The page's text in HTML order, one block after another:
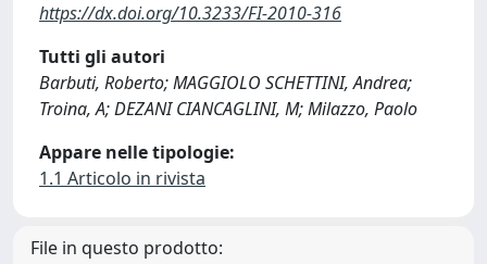
https://dx.doi.org/10.3233/FI-2010-316
Tutti gli autori
Barbuti, Roberto; MAGGIOLO SCHETTINI, Andrea;
Troina, A; DEZANI CIANCAGLINI, M; Milazzo, Paolo
Appare nelle tipologie:
1.1 Articolo in rivista
File in questo prodotto: